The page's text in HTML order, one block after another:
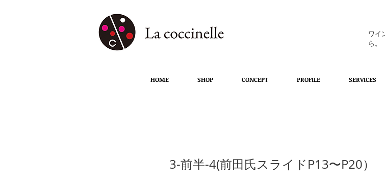
ワイ
ら。
HOME SHOP CONCEPT PROFILE SERVICES
3-前半-4(前田氏スライドP13〜P20）